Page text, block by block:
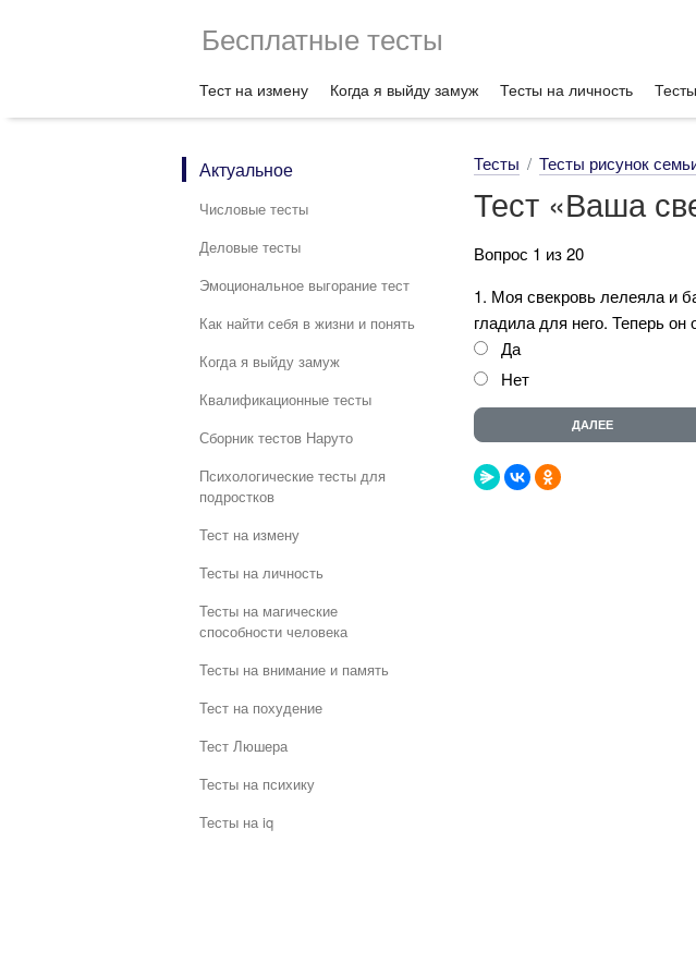
Бесплатные тесты
Тест на измену Когда я выйду замуж Тесты на личность
Актуальное
Числовые тесты
Деловые тесты
Эмоциональное выгорание тест
Как найти себя в жизни и понять
Когда я выйду замуж
Квалификационные тесты
Сборник тестов Наруто
Психологические тесты для
подростков
Тест на измену
Тесты на личность
Тесты на магические
способности человека
Тесты на внимание и память
Тест на похудение
Тест Люшера
Тесты на психику
Тесты на iq
Тесты Тесты рисунок
Тест «Ваша
Вопрос 1 из 20
1. Моя свекровь лелеяла и
гладила для него. Теперь
Да
Нет